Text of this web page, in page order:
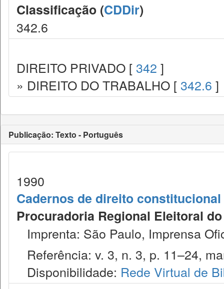
Classificação (CDDir)
342.6
DIREITO PRIVADO [ 342 ]
» DIREITO DO TRABALHO [ 342.6 ]
Publicação: Texto - Português
1990
Cadernos de direito
Procuradoria Regional Eleitoral
Imprenta: São Paulo, Imprensa
Referência: v. 3, n. 3, p. 11–24,
Disponibilidade: Rede Virtual de